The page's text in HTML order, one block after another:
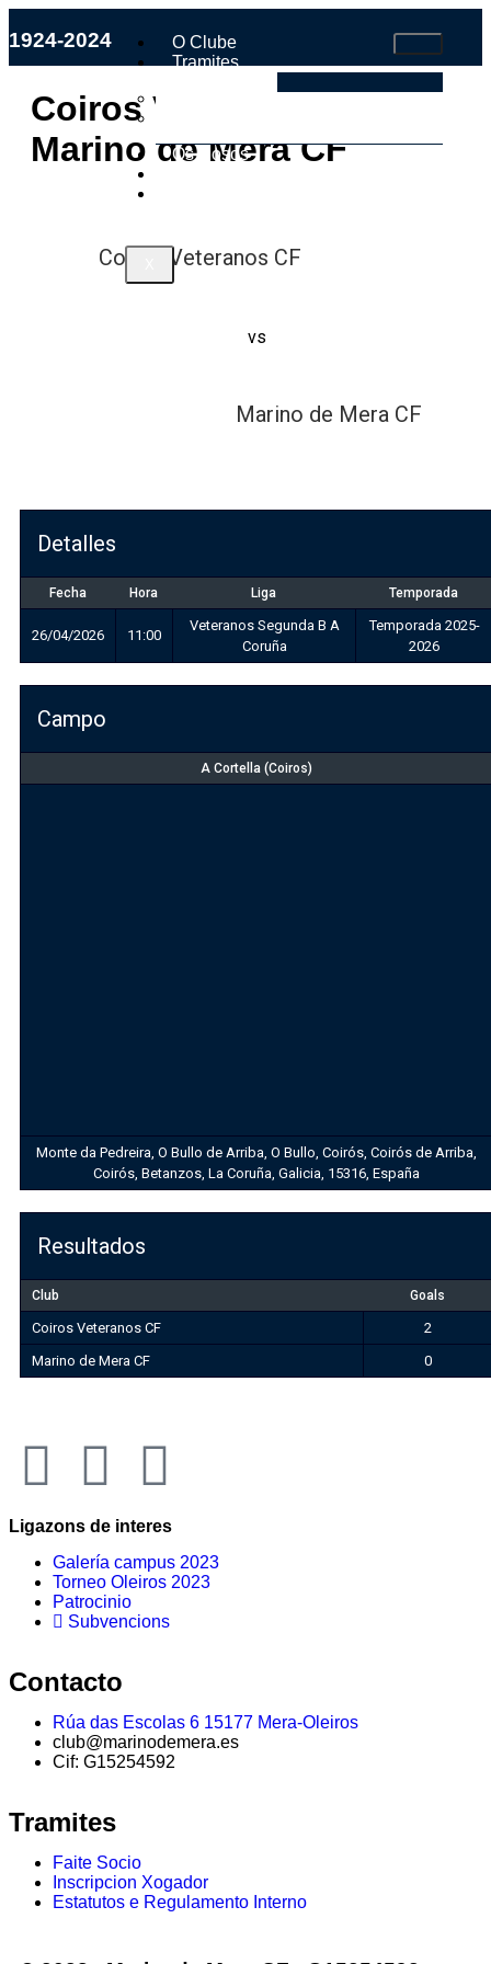
1924-2024
O Clube
Tramites
Os Nosos
Coiros Veteranos CF vs
Marino de Mera CF
Coiros Veteranos CF
vs
Marino de Mera CF
Detalles
Fecha Hora Liga Temporada
26/04/2026 11:00
Veteranos Segunda B A
Coruña
Temporada 2025-
2026
Campo
A Cortella (Coiros)
Monte da Pedreira, O Bullo de Arriba, O Bullo, Coirós, Coirós de Arriba,
Coirós, Betanzos, La Coruña, Galicia, 15316, España
Resultados
Club Goals
Coiros Veteranos CF
2
Marino de Mera CF
0
Ligazons de interes
Galería campus 2023
Torneo Oleiros 2023
Patrocinio
Subvencions
Contacto
Rúa das Escolas 6 15177 Mera-Oleiros
club@marinodemera.es
Cif: G15254592
Tramites
Faite Socio
Inscripcion Xogador
Estatutos e Regulamento Interno